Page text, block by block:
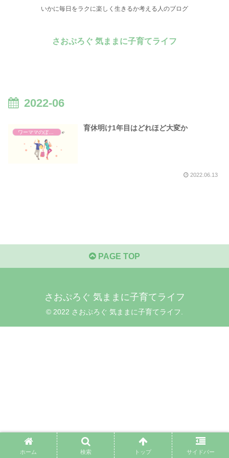
いかに毎日をラクに楽しく生きるか考える人のブログ
さおぷろぐ 気ままに子育てライフ
2022-06
ワーママのぼやき
育休明け1年目はどれほど大変か
2022.06.13
PAGE TOP
さおぷろぐ 気ままに子育てライフ
© 2022 さおぷろぐ 気ままに子育てライフ.
ホーム 検索 トップ サイドバー